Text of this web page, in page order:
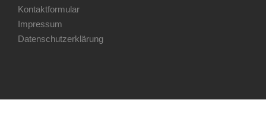
Kontaktformular
Impressum
Datenschutzerklärung